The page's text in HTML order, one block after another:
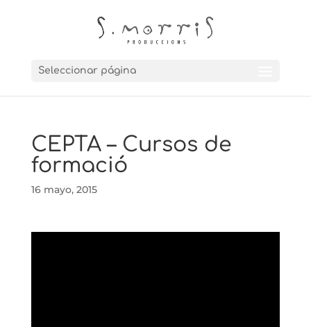
Seleccionar página
CEPTA – Cursos de
formació
16 mayo, 2015